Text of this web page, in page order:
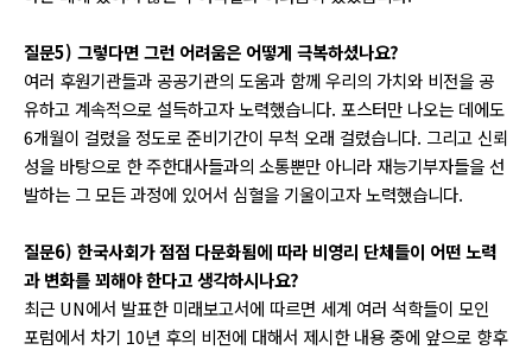
질문5) 그렇다면 그런 어려움은 어떻게 극복하셨나요?
여러 후원기관들과 공공기관의 도움과 함께 우리의 가치와 비전을 공
유하고 계속적으로 설득하고자 노력했습니다. 포스터만 나오는 데에도
6개월이 걸렸을 정도로 준비기간이 무척 오래 걸렸습니다. 그리고 신뢰
성을 바탕으로 한 주한대사들과의 소통뿐만 아니라 재능기부자들을 선
발하는 그 모든 과정에 있어서 심혈을 기울이고자 노력했습니다.
질문6) 한국사회가 점점 다문화됨에 따라 비영리 단체들이 어떤 노력
과 변화를 꾀해야 한다고 생각하시나요?
최근 UN에서 발표한 미래보고서에 따르면 세계 여러 석학들이 모인
포럼에서 차기 10년 후의 비전에 대해서 제시한 내용 중에 앞으로 향후